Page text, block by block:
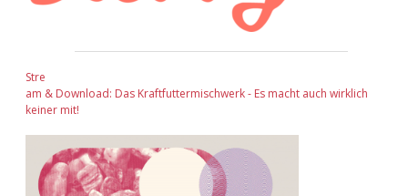
Stre
am & Download: Das Kraftfuttermischwerk - Es macht auch wirklich
keiner mit!